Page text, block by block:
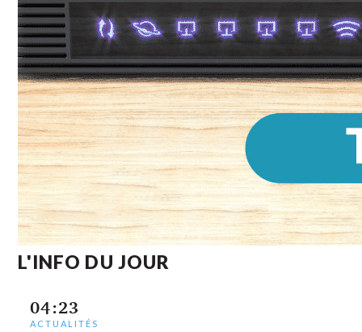
L'INFO DU JOUR
04:23
ACTUALITÉS